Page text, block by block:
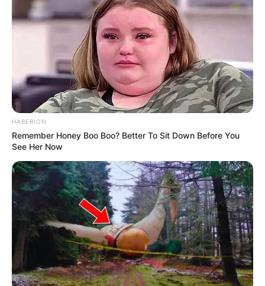
HABERION
Remember Honey Boo Boo? Better To Sit Down Before You
See Her Now